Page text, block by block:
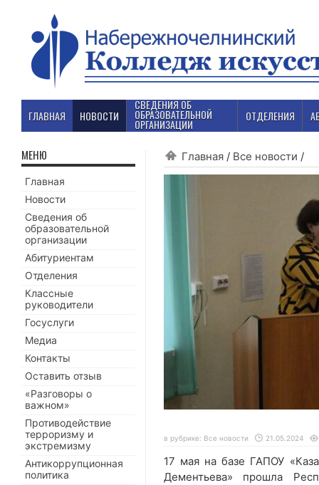
ГЛАВНАЯ НОВОСТИ
СВЕДЕНИЯ ОБ
ОБРАЗОВАТЕЛЬНОЙ
ОРГАНИЗАЦИИ
ОТДЕЛЕНИЯ
Главная / Все новости /
в рубрике: Все новости 21.05.2024
17 мая на базе ГАПОУ
Дементьева» прошла
МЕНЮ
Главная
Новости
Сведения об
образовательной
организации
Абитуриентам
Отделения
Классные
руководители
Госуслуги
Медиа
Контакты
Оставить отзыв
«Разговоры о
важном»
Противодействие
терроризму и
экстремизму
Антикоррупционная
политика